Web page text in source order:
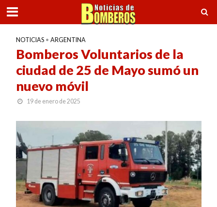
NOTICIAS • ARGENTINA
Bomberos Voluntarios de la
ciudad de 25 de Mayo sumó un
nuevo móvil
19 de enero de 2025